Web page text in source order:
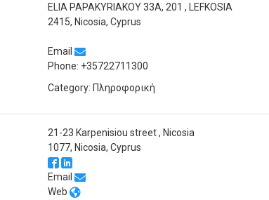
ELIA PAPAKYRIAKOY 33A, 201 , LEFKOSIA
2415, Nicosia, Cyprus
Email
Phone: +35722711300
Category: Πληροφορική
21-23 Karpenisiou street , Nicosia
1077, Nicosia, Cyprus
Email
Web